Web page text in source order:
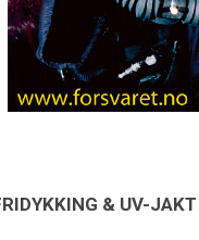
& UV-JAKT